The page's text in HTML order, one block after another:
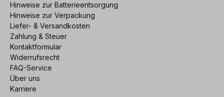
Hinweise zur Batterieentsorgung
Hinweise zur Verpackung
Liefer- & Versandkosten
Zahlung & Steuer
Kontaktformular
Widerrufsrecht
FAQ-Service
Über uns
Karriere